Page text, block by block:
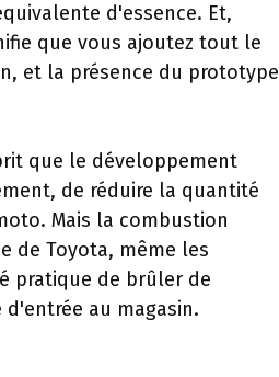
d'essence. Et,
que vous ajoutez tout le
et la présence du prototype
que le développement
de réduire la quantité
Mais la combustion
de Toyota, même les
pratique de brûler de
au magasin.